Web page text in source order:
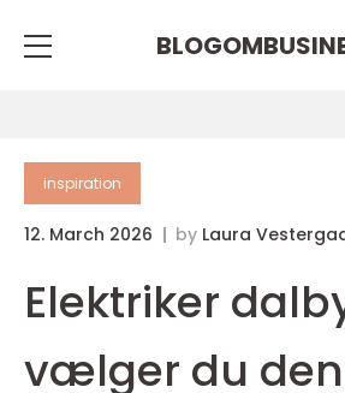
inspiration
12. March 2026 by Laura
Elektriker
vælger du